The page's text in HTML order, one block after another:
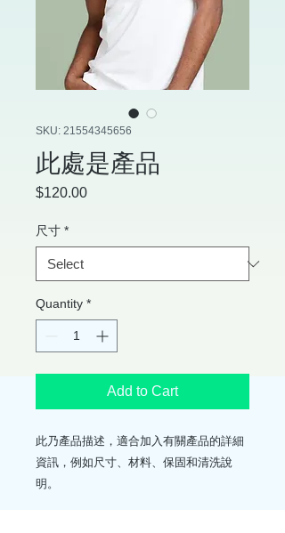
SKU: 21554345656
此處是產品
$120.00Price
尺寸 *
Quantity *
Add to Cart
此乃產品描述，適合加入有關產品的詳細
資訊，例如尺寸、材料、保固和清洗說
明。